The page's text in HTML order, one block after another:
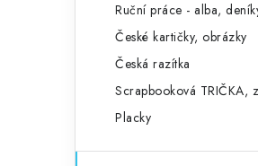
Ruční práce - alba,
České kartičky, obrázky
Česká razítka
Scrapbooková TRIČKA,
Placky